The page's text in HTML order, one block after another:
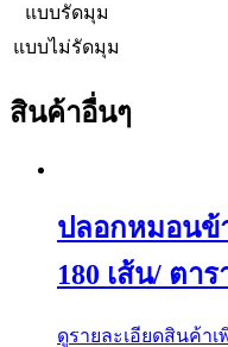
แบบรัดมุม
แบบไม่รัดมุม
สินค้าอื่นๆ
ปลอกหมอนข้
180 เส้น/ ตาร
ดูรายละเอียดสินค้าเ